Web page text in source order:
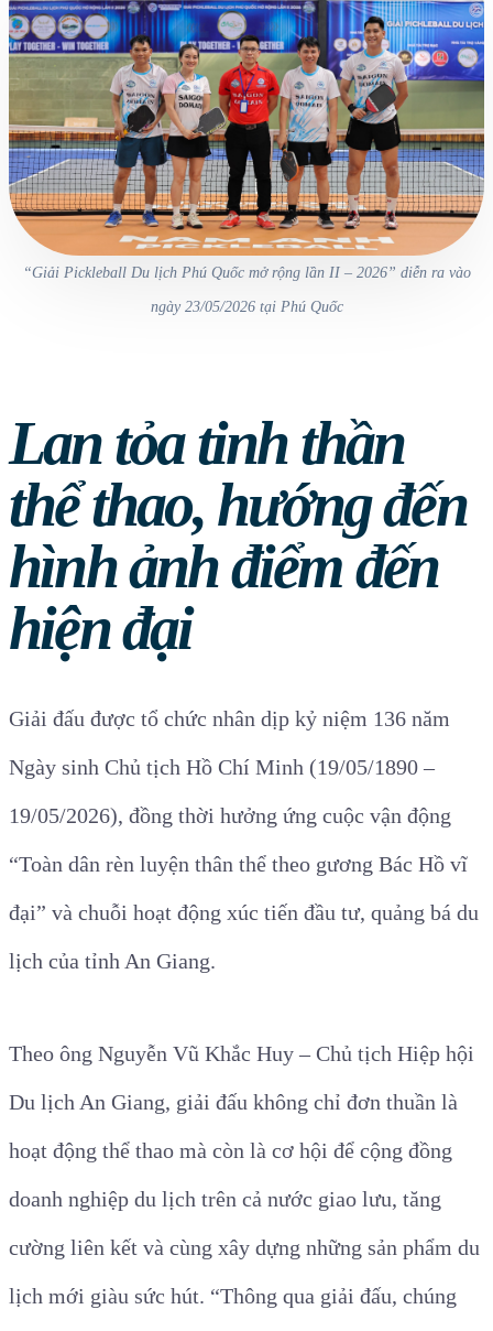
“Giải Pickleball Du lịch Phú Quốc mở rộng lần II – 2026” diễn ra vào
ngày 23/05/2026 tại Phú Quốc
Lan tỏa tinh thần
thể thao, hướng đến
hình ảnh điểm đến
hiện đại
Giải đấu được tổ chức nhân dịp kỷ niệm 136 năm
Ngày sinh Chủ tịch Hồ Chí Minh (19/05/1890 –
19/05/2026), đồng thời hưởng ứng cuộc vận động
“Toàn dân rèn luyện thân thể theo gương Bác Hồ vĩ
đại” và chuỗi hoạt động xúc tiến đầu tư, quảng bá du
lịch của tỉnh An Giang.
Theo ông Nguyễn Vũ Khắc Huy – Chủ tịch Hiệp hội
Du lịch An Giang, giải đấu không chỉ đơn thuần là
hoạt động thể thao mà còn là cơ hội để cộng đồng
doanh nghiệp du lịch trên cả nước giao lưu, tăng
cường liên kết và cùng xây dựng những sản phẩm du
lịch mới giàu sức hút. “Thông qua giải đấu, chúng